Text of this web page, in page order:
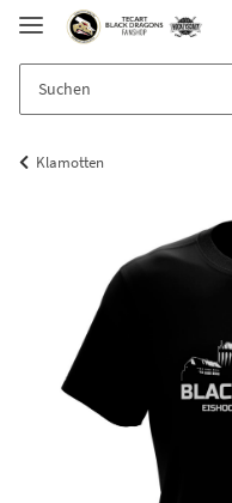
Klamotten